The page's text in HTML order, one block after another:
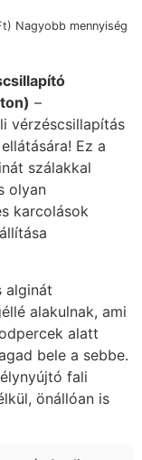
) Nagyobb mennyiség
–
vérzéscsillapítás
Ez a
szálakkal
olyan
karcolások
alginát
alakulnak, ami
alatt
bele a sebbe.
fali
önállóan is